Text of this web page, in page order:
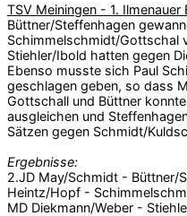
TSV Meiningen - 1. Ilmenauer
Büttner/Steffenhagen
Schimmelschmidt/Gottschal
Stiehler/Ibold hatten gegen
Ebenso musste sich Paul
geschlagen geben, so dass
Gottschall und Büttner
ausgleichen und
Sätzen gegen Schmidt/
Ergebnisse:
2.JD May/Schmidt - Büttner/
Heintz/Hopf -
MD Diekmann/Weber -